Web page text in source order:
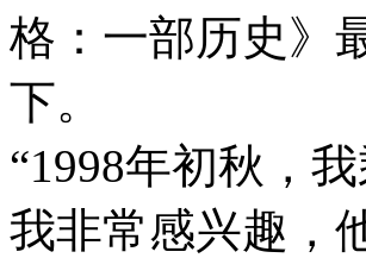
格：一部历史》
下。
“1998年初秋，
我非常感兴趣，